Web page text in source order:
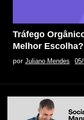
Tráfego
Melhor Escolha?
por Juliano Mendes